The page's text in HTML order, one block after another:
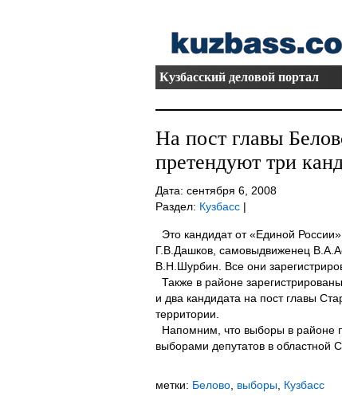
Кузбасский деловой портал
На пост главы
претендуют три
Дата: сентября 6, 2008
Раздел: Кузбасс|
Это кандидат от «Единой
Г.В.Дашков, самовыдвиженец
В.Н.Шурбин. Все они
Также в районе
и два кандидата на пост главы
территории.
Напомним, что выборы в районе
выборами депутатов в областной
метки: Белово, выборы, Кузбасс